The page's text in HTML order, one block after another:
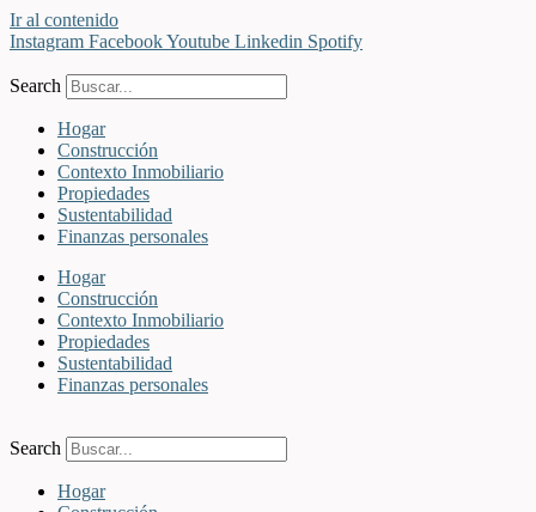
Ir al contenido
Instagram FacebookYoutube Linkedin Spotify
Search
Hogar
Construcción
Contexto Inmobiliario
Propiedades
Sustentabilidad
Finanzas personales
Hogar
Construcción
Contexto Inmobiliario
Propiedades
Sustentabilidad
Finanzas personales
Search
Hogar